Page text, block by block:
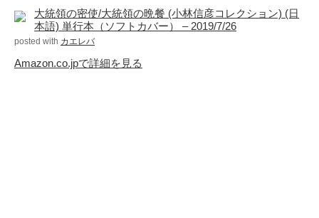
S.H.A.D.O. Research
Labs
THE ART OF
UFO（Facebook）
大統領の密使/大統領の晩餐 (小林信彦コレクション) (日
本語) 単行本（ソフトカバー） – 2019/7/26
posted with カエレバ
Amazon.co.jpで詳細を見る